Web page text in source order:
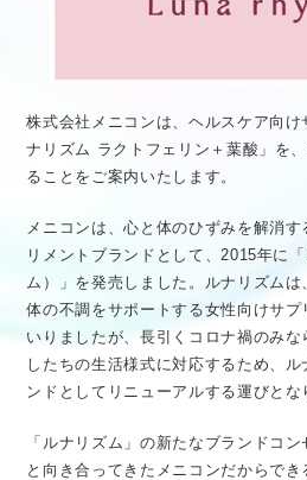
株式会社メニコンは、ヘルスケア向
ナリズム ラクトフェリン＋葉酸」を
ることをご案内いたします。
メニコンは、心と体のひずみを解消
リメントブランドとして、2015年に
ム）」を発売しました。ルナリズムは
体の不調をサポートする女性向けサプ
いりましたが、長引くコロナ禍のみ
したちの生活様式に対応するため、
ンドとしてリニューアルする運びとな
「ルナリズム」の新たなブランドコ
と向き合ってきたメニコンだからで